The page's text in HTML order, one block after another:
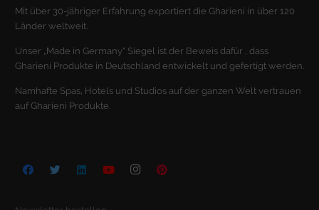
Mit über 30-jähriger Erfahrung exportiert die Gharieni in über 120
Länder weltweit.
Unser „Made in Germany“ Siegel ist der Beweis dafür , dass
Gharieni Produkte in Deutschland entwickelt und gefertigt werden.
Namhafte Spas, Hotels und Studios auf der ganzen Welt vertrauen
auf Gharieni Produkte.